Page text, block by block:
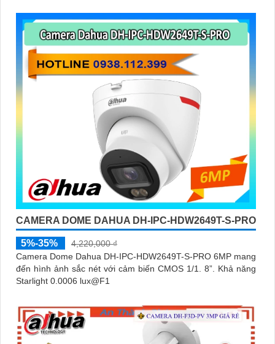
CAMERA DOME DAHUA DH-IPC-HDW2649T-S-PRO
5%-35%
4,220,000 ₫
Camera Dome Dahua DH-IPC-HDW2649T-S-PRO 6MP mang
đến hình ảnh sắc nét với cảm biến CMOS 1/1. 8”. Khả năng
Starlight 0.0006 lux@F1